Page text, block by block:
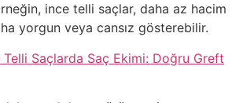
ince telli saçlar, daha az hacim
yorgun veya cansız gösterebilir.
Telli Saçlarda Saç Ekimi: Doğru Greft